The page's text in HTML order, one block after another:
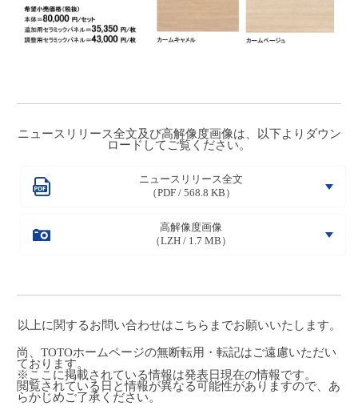
ニュースリリース全文及び高解像度画像は、以下よりダウン
ロードしてご覧ください。
ニュースリリース全文
（PDF / 568.8 KB）
高解像度画像
（LZH / 1.7 MB）
以上に関するお問い合わせはこちら までお願いいたします。
尚、TOTOホームページの無断転用・転記はご遠慮いただい
ております。
※ここに掲載されている情報は発表日現在の情報です。
閲覧されている日と情報が異なる可能性がありますので、あ
らかじめご了承ください。